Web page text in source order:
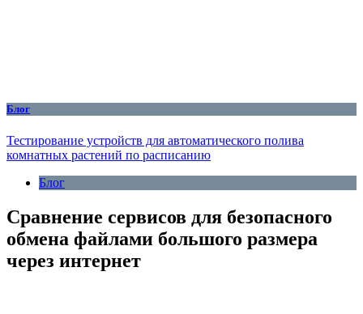
Блог
Тестирование устройств для автоматического полива
комнатных растений по расписанию
Блог
Сравнение сервисов для безопасного
обмена файлами большого размера
через интернет